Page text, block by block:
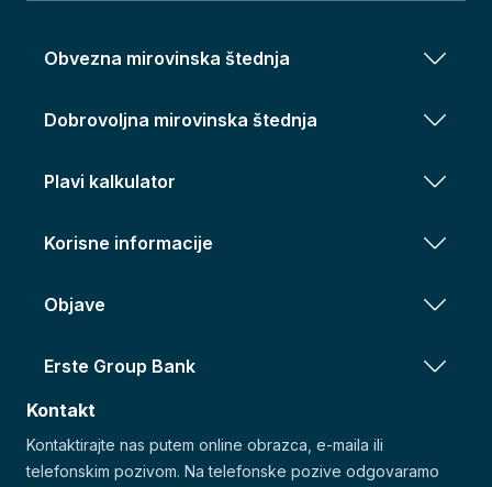
Obvezna mirovinska štednja
Dobrovoljna mirovinska štednja
Plavi kalkulator
Korisne informacije
Objave
Erste Group Bank
Kontakt
Kontaktirajte nas putem online obrazca, e-maila ili
telefonskim pozivom. Na telefonske pozive odgovaramo